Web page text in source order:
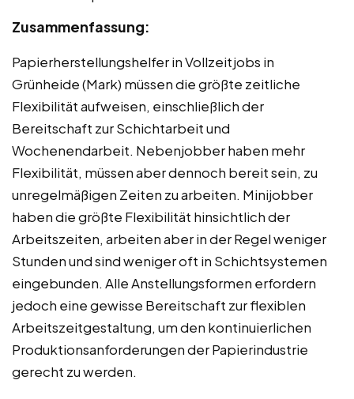
Zusammenfassung:
Papierherstellungshelfer in Vollzeitjobs in
Grünheide (Mark) müssen die größte zeitliche
Flexibilität aufweisen, einschließlich der
Bereitschaft zur Schichtarbeit und
Wochenendarbeit. Nebenjobber haben mehr
Flexibilität, müssen aber dennoch bereit sein, zu
unregelmäßigen Zeiten zu arbeiten. Minijobber
haben die größte Flexibilität hinsichtlich der
Arbeitszeiten, arbeiten aber in der Regel weniger
Stunden und sind weniger oft in Schichtsystemen
eingebunden. Alle Anstellungsformen erfordern
jedoch eine gewisse Bereitschaft zur flexiblen
Arbeitszeitgestaltung, um den kontinuierlichen
Produktionsanforderungen der Papierindustrie
gerecht zu werden.